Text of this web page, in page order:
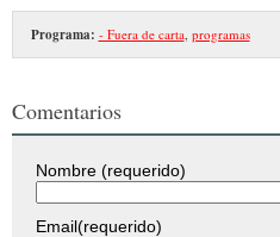
Programa: - Fuera de carta programas
Comentarios
Nombre (requerido)
Email(requerido)